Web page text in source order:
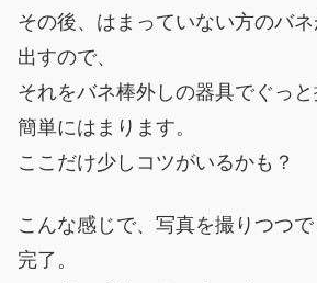
その後、はまっていない方のバ
出すので、
それをバネ棒外しの器具でぐっ
簡単にはまります。
ここだけ少しコツがいるかも？
こんな感じで、写真を撮りつつ
完了。